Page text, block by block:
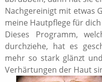
Nachgereinigt mit etwas
meine Hautpflege für
Dieses Programm,
durchziehe, hat es
mehr so stark glänzt
Verhärtungen der Haut